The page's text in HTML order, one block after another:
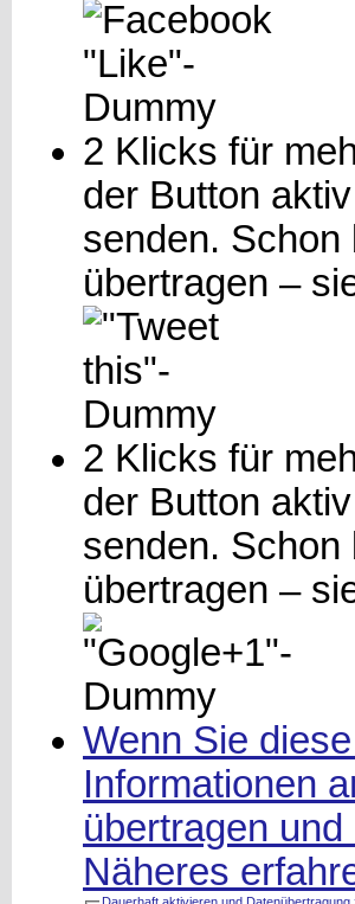
2 Klicks für
der Button
senden. Schon
übertragen –
2 Klicks für
der Button
senden. Schon
übertragen –
Wenn Sie
Informationen
übertragen
Näheres